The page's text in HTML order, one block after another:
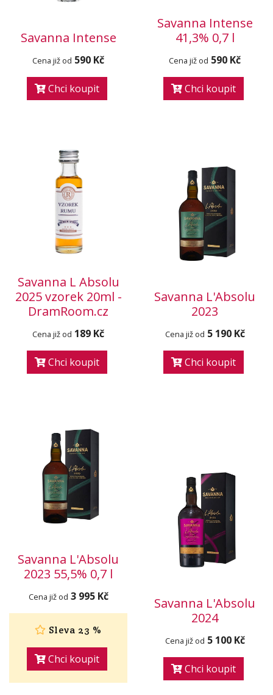
Savanna Intense
Cena již od 590 Kč
Chci koupit
Savanna Intense
41,3% 0,7 l
Cena již od 590 Kč
Chci koupit
Savanna L Absolu
2025 vzorek 20ml -
DramRoom.cz
Cena již od 189 Kč
Chci koupit
Savanna L'Absolu
2023
Cena již od 5 190 Kč
Chci koupit
Savanna L'Absolu
2023 55,5% 0,7 l
Cena již od 3 995 Kč
Sleva 23 %
Chci koupit
Savanna L'Absolu
2024
Cena již od 5 100 Kč
Chci koupit